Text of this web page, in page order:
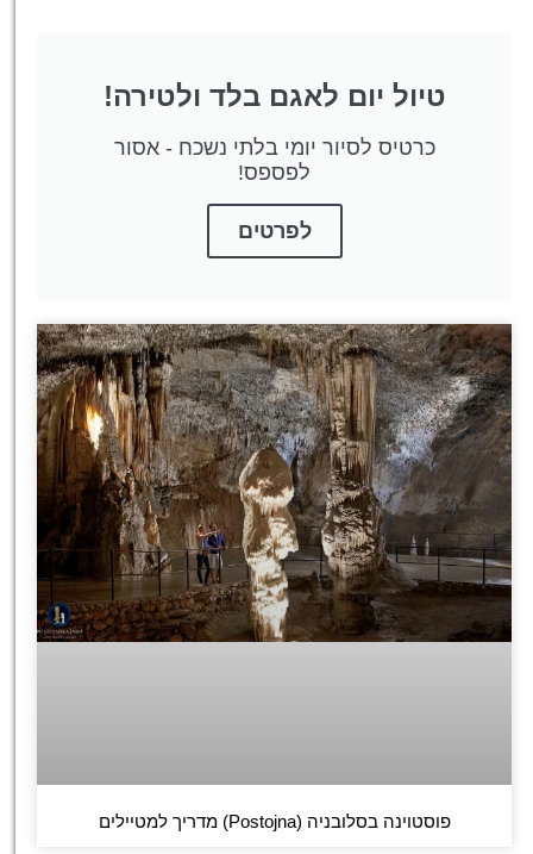
טיול יום לאגם בלד ולטירה!
כרטיס לסיור יומי בלתי נשכח - אסור
לפספס!
לפרטים
פוסטוינה בסלובניה (Postojna) מדריך למטיילים